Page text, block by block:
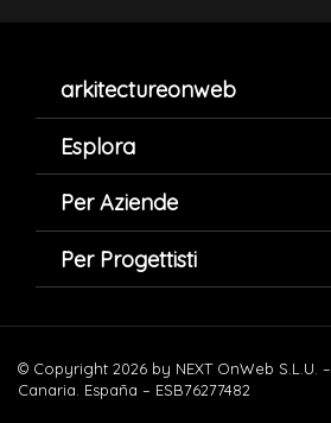
arkitectureonweb
Esplora
Per Aziende
Per Progettisti
© Copyright 2026 by NEXT OnWeb S.L.U.
Canaria. España – ESB76277482